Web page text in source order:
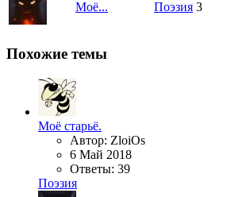
Моё... Поэзия 3
Похожие темы
Моё старьё.
Автор: ZloiOs
6 Май 2018
Ответы: 39
Поэзия